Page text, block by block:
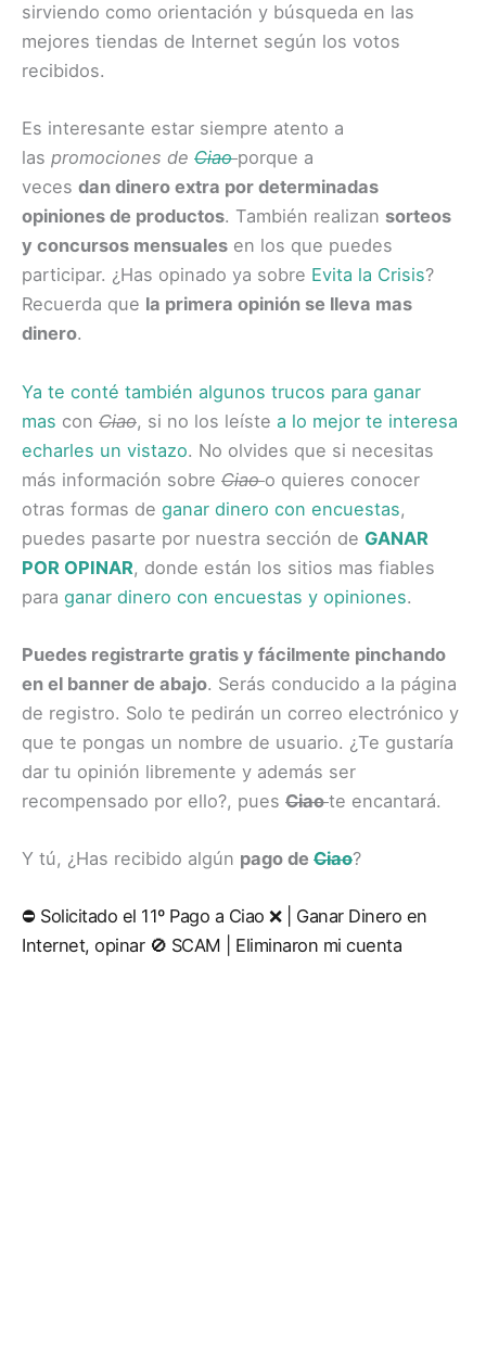
sirviendo como orientación y búsqueda en las
mejores tiendas de Internet según los votos
recibidos.
Es interesante estar siempre atento a
las promociones de Ciao porque a
veces dan dinero extra por determinadas
opiniones de productos. También realizan sorteos
y concursos mensuales en los que puedes
participar. ¿Has opinado ya sobre Evita la Crisis?
Recuerda que la primera opinión se lleva mas
dinero.
Ya te conté también algunos trucos para ganar
mas con Ciao, si no los leíste a lo mejor te interesa
echarles un vistazo. No olvides que si necesitas
más información sobre Ciaoo quieres conocer
otras formas de ganar dinero con encuestas,
puedes pasarte por nuestra sección de GANAR
POR OPINAR, donde están los sitios mas fiables
para ganar dinero con encuestas y opiniones.
Puedes registrarte gratis y fácilmente pinchando
en el banner de abajo. Serás conducido a la página
de registro. Solo te pedirán un correo electrónico y
que te pongas un nombre de usuario. ¿Te gustaría
dar tu opinión libremente y además ser
recompensado por ello?, pues Ciaote encantará.
Y tú, ¿Has recibido algún pago de Ciao?
⛔️ Solicitado el 11º Pago a Ciao ❌ | Ganar Dinero en
Internet, opinar 🚫 SCAM | Eliminaron mi cuenta